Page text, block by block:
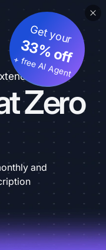
Zero
Get your
33% off
+ free AI Agent
and